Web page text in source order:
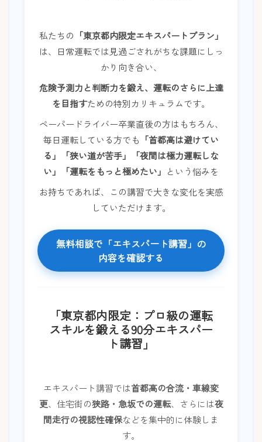
私たちの 「東京都内限定エキスパートプラン」
は、日常運転では見過ごされがちな課題にしっ
かり向き合い、
危険予測力と判断力を鍛え、運転のさらに上達
を目指すための特別カリキュラムです。
ペーパードライバー卒業直後の方はもちろん、
毎日運転している方でも 「首都高は避けてい
る」「狭い道が苦手」「夜間は極力運転しな
い」「運転をもっと極めたい」 という悩みを
お持ちであれば、この講習で大きな変化を実感
していただけます。
無料相談で「エキスパート講習」の
内容を確認する
「東京都内限定：プロ級の運転
スキルを鍛える90分エキスパー
ト講習」
エキスパート講習では首都高の合流・車線変
更、住宅街の狭路・急坂での運転、さらには夜
間走行の視認性確保などを集中的に体験しま
す。